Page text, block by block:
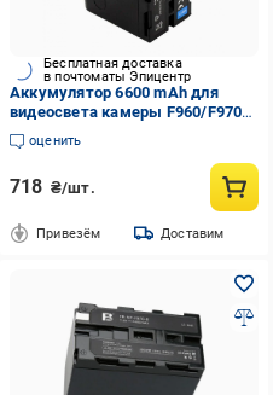
Бесплатная доставка
в почтоматы Эпицентр
Аккумулятор 6600 mAh для
видеосвета камеры F960/F970
(34629750)
оценить
718 ₴/шт.
Привезём Доставим